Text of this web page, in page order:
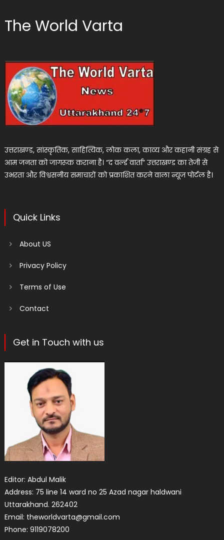
The World Varta
उत्तराखण्ड, सांस्कृतिक, साहित्यिक, लोक कला, काव्य और कहानी संग्रह से
आम जनता को जागरूक कराना है। “द वर्ल्ड वार्ता” उत्तराखण्ड का तेजी से
उभरता और विश्वसनीय समाचारों को प्रकाशित करने वाला न्यूज पोर्टल है।
Quick Links
About US
Privacy Policy
Terms of Use
Contact
Get in Touch with us
Editor: Abdul Malik
Address: 75 line 14 ward no 25 Azad nagar haldwani
Uttarakhand. 262402
Email: theworldvarta@gmail.com
Phone: 9119078200